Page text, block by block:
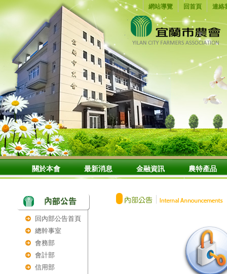
網站導覽 回首頁 連絡
關於本會 最新消息 金融資訊 農特產品
回內部公告首頁
總幹事室
會務部
會計部
信用部